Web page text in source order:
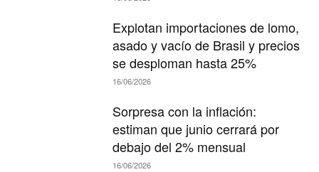
Explotan importaciones de lomo,
asado y vacío de Brasil y precios
se desploman hasta 25%
16/06/2026
Sorpresa con la inflación:
estiman que junio cerrará por
debajo del 2% mensual
16/06/2026